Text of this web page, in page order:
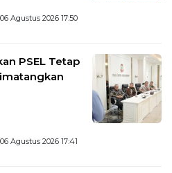
Agustus 2026 17:50
PSEL Tetap
Agustus 2026 17:41